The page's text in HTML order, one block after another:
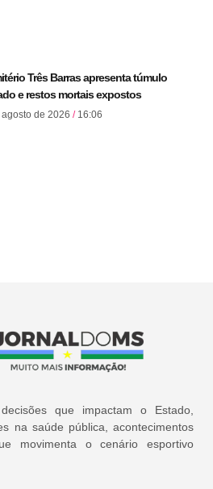
Três Barras apresenta túmulo
e restos mortais expostos
de 2026 16:06
que impactam o Estado,
na saúde pública, acontecimentos
movimenta o cenário esportivo